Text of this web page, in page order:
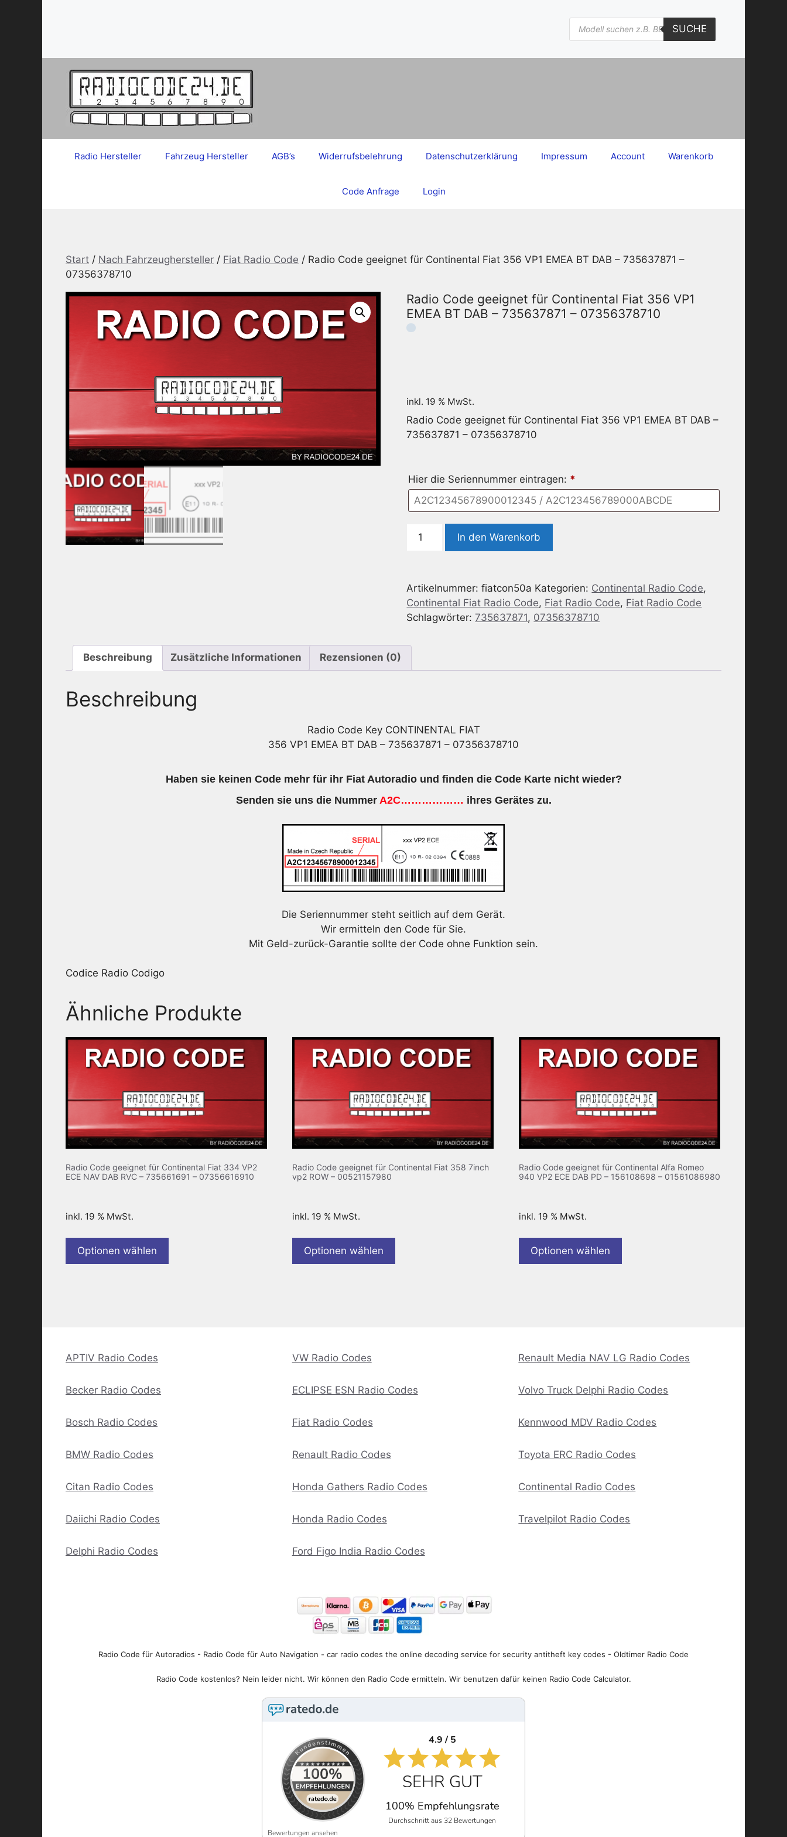
Products
search
SUCHE
Radio Hersteller Fahrzeug Hersteller AGB’s Widerrufsbelehrung Datenschutzerklärung Impressum Account Warenkorb
Code Anfrage Login
Start / Nach Fahrzeughersteller / Fiat Radio Code / Radio Code geeignet für Continental Fiat 356 VP1 EMEA BT DAB – 735637871 –
07356378710
Radio Code geeignet für Continental Fiat 356 VP1
EMEA BT DAB – 735637871 – 07356378710
inkl. 19 % MwSt.
Radio Code geeignet für Continental Fiat 356 VP1 EMEA BT DAB –
735637871 – 07356378710
Hier die Seriennummer eintragen: *
Code
Continental
Fiat
356
EMEA
07356378710
Menge
In den Warenkorb
Artikelnummer:fiatcon50a Kategorien: Continental Radio Code,
Continental Fiat Radio Code, Fiat Radio Code, Fiat Radio Code
Schlagwörter:735637871, 07356378710
Beschreibung Zusätzliche Informationen Rezensionen (0)
Beschreibung
Radio Code Key CONTINENTAL FIAT
356 VP1 EMEA BT DAB – 735637871 – 07356378710
Haben sie keinen Code mehr für ihr Fiat Autoradio und finden die Code Karte nicht wieder?
Senden sie uns die Nummer A2C……………… ihres Gerätes zu.
Die Seriennummer steht seitlich auf dem Gerät.
Wir ermitteln den Code für Sie.
Mit Geld-zurück-Garantie sollte der Code ohne Funktion sein.
Codice Radio Codigo
Ähnliche Produkte
Radio Code geeignet für Continental Fiat 334 VP2
ECE NAV DAB RVC – 735661691 – 07356616910
inkl. 19 % MwSt.
Optionen wählen
Radio Code geeignet für Continental Fiat 358 7inch
vp2 ROW – 00521157980
inkl. 19 % MwSt.
Optionen wählen
Radio Code geeignet für Continental Alfa Romeo
940 VP2 ECE DAB PD – 156108698 – 01561086980
inkl. 19 % MwSt.
Optionen wählen
APTIV Radio Codes
Becker Radio Codes
Bosch Radio Codes
BMW Radio Codes
Citan Radio Codes
Daiichi Radio Codes
Delphi Radio Codes
VW Radio Codes
ECLIPSE ESN Radio Codes
Fiat Radio Codes
Renault Radio Codes
Honda Gathers Radio Codes
Honda Radio Codes
Ford Figo India Radio Codes
Renault Media NAV LG Radio Codes
Volvo Truck Delphi Radio Codes
Kennwood MDV Radio Codes
Toyota ERC Radio Codes
Continental Radio Codes
Travelpilot Radio Codes
Radio Code für Autoradios - Radio Code für Auto Navigation - car radio codes the online decoding service for security antitheft key codes - Oldtimer Radio Code
Radio Code kostenlos? Nein leider nicht. Wir können den Radio Code ermitteln. Wir benutzen dafür keinen Radio Code Calculator.
4.9 / 5
SEHR GUT
100% Empfehlungsrate
Durchschnitt aus 32 Bewertungen
Bewertungen ansehen